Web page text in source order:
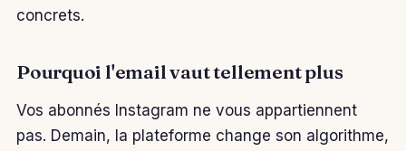
concrets.
Pourquoi l'email vaut tellement plus
Vos abonnés Instagram ne vous appartiennent
pas. Demain, la plateforme change son algorithme,